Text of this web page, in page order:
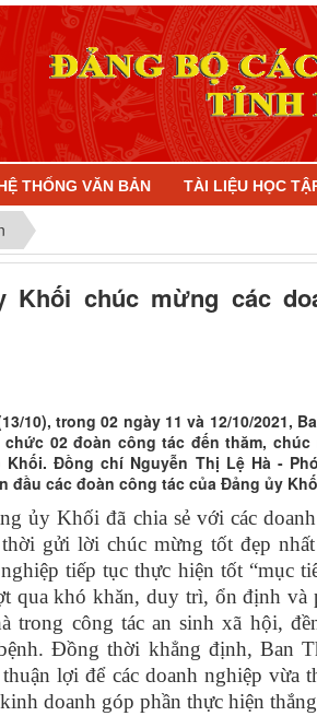
THỐNG VĂN BẢN TÀI LIỆU HỌC
chúc mừng các
10), trong 02 ngày 11 và 12/10/2021,
02 đoàn công tác đến thăm,
Đồng chí Nguyễn Thị Lệ Hà -
đầu các đoàn công tác của Đảng ủy
ủy Khối đã chia sẻ với các
gửi lời chúc mừng tốt đẹp
tiếp tục thực hiện tốt “mục
qua khó khăn, duy trì, ổn định và
trong công tác an sinh xã hội,
Đồng thời khẳng định, Ban
lợi để các doanh nghiệp vừa
doanh góp phần thực hiện